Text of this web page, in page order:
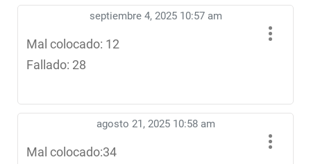
septiembre 4, 2025 10:57 am
Mal colocado: 12
Fallado: 28
agosto 21, 2025 10:58 am
Mal colocado:34